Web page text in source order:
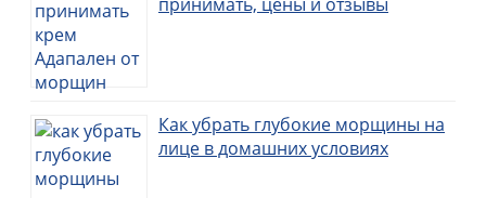
Как убрать глубокие морщины на
лице в домашних условиях